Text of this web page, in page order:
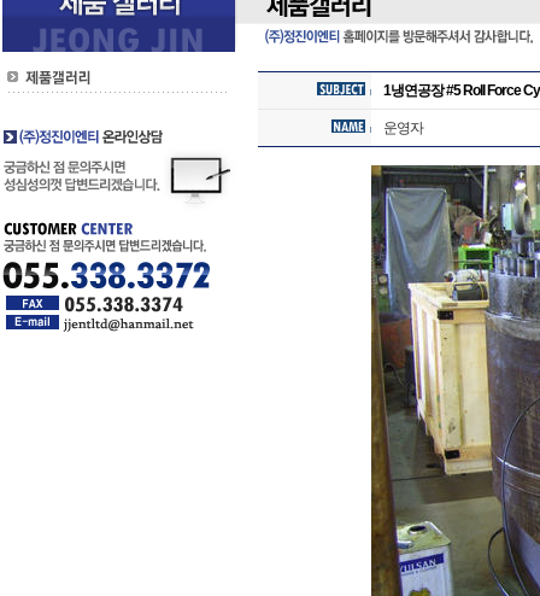
1냉연공장 #5 Roll Force
운영자